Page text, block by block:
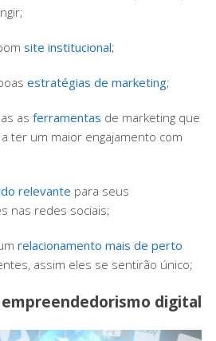
site institucional;
estratégias de marketing;
as ferramentas de marketing que
ter um maior engajamento com
relevante para seus
nas redes sociais;
relacionamento mais de perto
assim eles se sentirão único;
digital